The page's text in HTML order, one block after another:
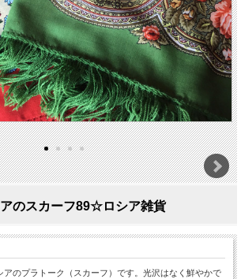
のスカーフ89☆ロシア雑貨
アのプラトーク（スカーフ）です。光沢はなく鮮やかで